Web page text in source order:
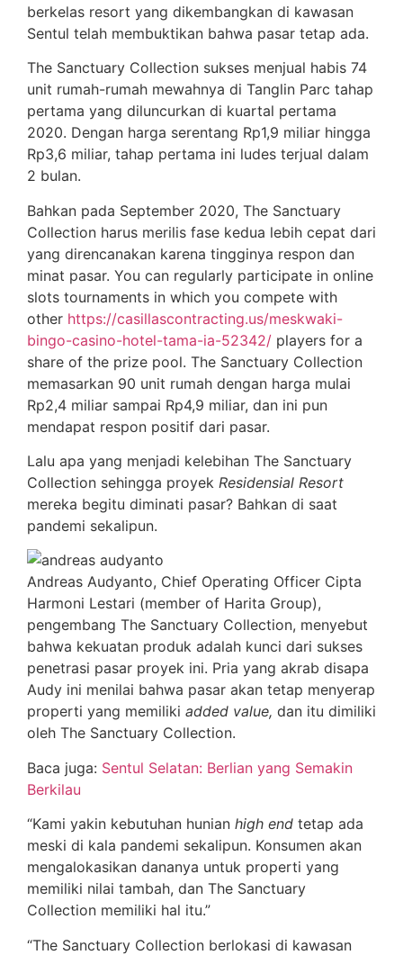
berkelas resort yang dikembangkan di kawasan
Sentul telah membuktikan bahwa pasar tetap ada.
The Sanctuary Collection sukses menjual habis 74
unit rumah-rumah mewahnya di Tanglin Parc tahap
pertama yang diluncurkan di kuartal pertama
2020. Dengan harga serentang Rp1,9 miliar hingga
Rp3,6 miliar, tahap pertama ini ludes terjual dalam
2 bulan.
Bahkan pada September 2020, The Sanctuary
Collection harus merilis fase kedua lebih cepat dari
yang direncanakan karena tingginya respon dan
minat pasar. You can regularly participate in online
slots tournaments in which you compete with
other https://casillascontracting.us/meskwaki-
bingo-casino-hotel-tama-ia-52342/ players for a
share of the prize pool. The Sanctuary Collection
memasarkan 90 unit rumah dengan harga mulai
Rp2,4 miliar sampai Rp4,9 miliar, dan ini pun
mendapat respon positif dari pasar.
Lalu apa yang menjadi kelebihan The Sanctuary
Collection sehingga proyek Residensial Resort
mereka begitu diminati pasar? Bahkan di saat
pandemi sekalipun.
Andreas Audyanto, Chief Operating Officer Cipta
Harmoni Lestari (member of Harita Group),
pengembang The Sanctuary Collection, menyebut
bahwa kekuatan produk adalah kunci dari sukses
penetrasi pasar proyek ini. Pria yang akrab disapa
Audy ini menilai bahwa pasar akan tetap menyerap
properti yang memiliki added value, dan itu dimiliki
oleh The Sanctuary Collection.
Baca juga: Sentul Selatan: Berlian yang Semakin
Berkilau
“Kami yakin kebutuhan hunian high end tetap ada
meski di kala pandemi sekalipun. Konsumen akan
mengalokasikan dananya untuk properti yang
memiliki nilai tambah, dan The Sanctuary
Collection memiliki hal itu.”
“The Sanctuary Collection berlokasi di kawasan